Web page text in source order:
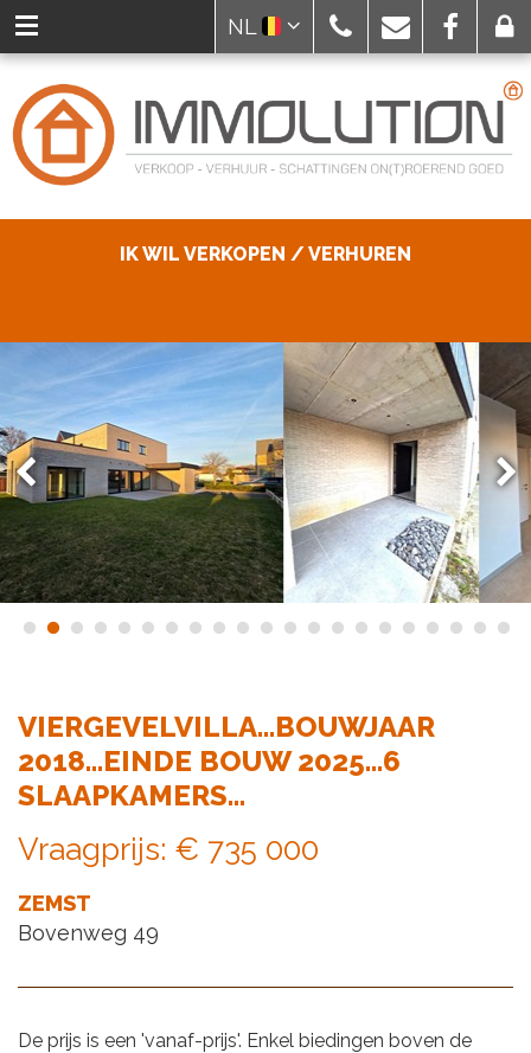
NL
IK WIL VERKOPEN / VERHUREN
VIERGEVELVILLA...BOUWJAAR
2018...EINDE BOUW 2025...6
SLAAPKAMERS...
Vraagprijs: € 735 000
ZEMST
Bovenweg 49
De prijs is een 'vanaf-prijs'. Enkel biedingen boven de